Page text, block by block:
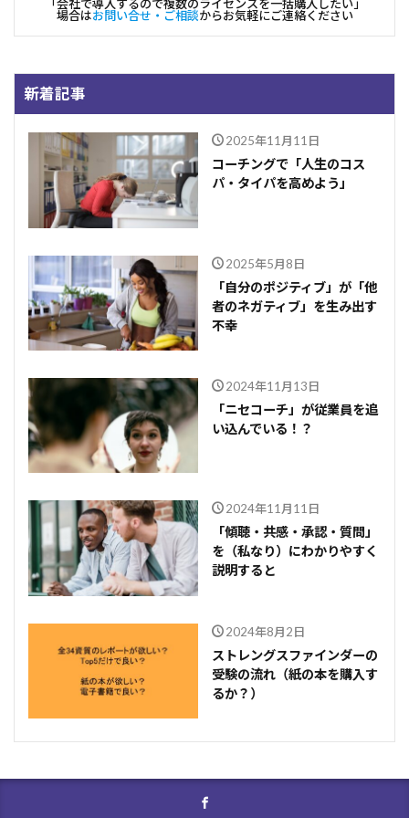
「会社で導入するので複数のライセンスを一括購入したい」
場合はお問い合せ・ご相談からお気軽にご連絡ください
新着記事
2025年11月11日
コーチングで「人生のコス
パ・タイパを高めよう」
2025年5月8日
「自分のポジティブ」が「他
者のネガティブ」を生み出す
不幸
2024年11月13日
「ニセコーチ」が従業員を追
い込んでいる！？
2024年11月11日
「傾聴・共感・承認・質問」
を（私なり）にわかりやすく
説明すると
2024年8月2日
ストレングスファインダーの
受験の流れ（紙の本を購入す
るか？）